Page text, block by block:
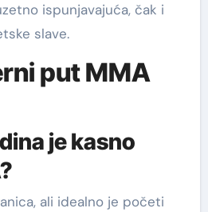
ispunjavajuća, čak i
slave.
put MMA
je kasno
ali idealno je početi